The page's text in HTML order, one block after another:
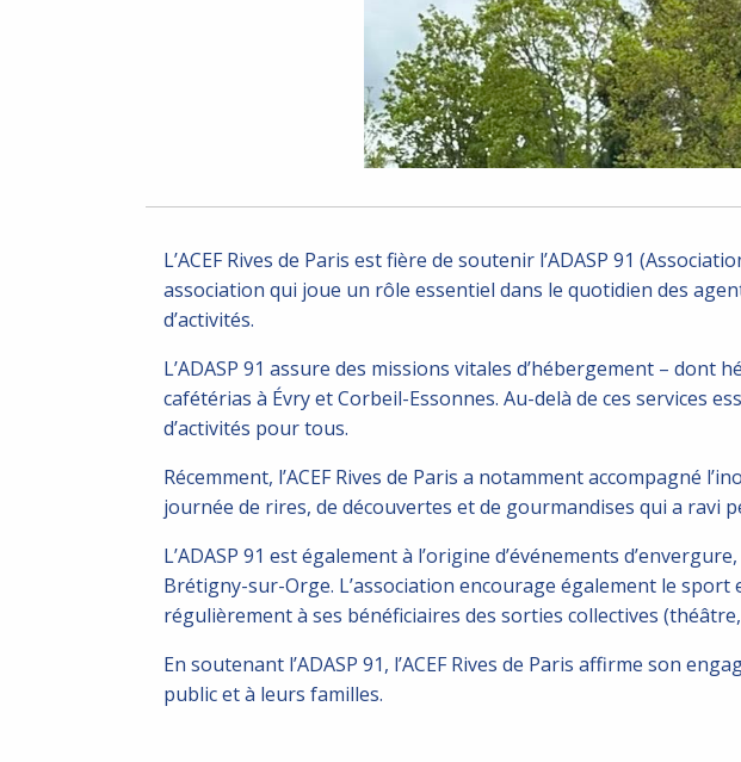
L’ACEF Rives de Paris est fière de soutenir l’ADASP 91
association qui joue un rôle essentiel dans le quotidien des
d’activités.
L’ADASP 91 assure des missions vitales d’hébergement –
cafétérias à Évry et Corbeil-Essonnes. Au-delà de ces services
d’activités pour tous.
Récemment, l’ACEF Rives de Paris a notamment accompagné
journée de rires, de découvertes et de gourmandises qui a ravi
L’ADASP 91 est également à l’origine d’événements
Brétigny-sur-Orge. L’association encourage également le
régulièrement à ses bénéficiaires des sorties collectives
En soutenant l’ADASP 91, l’ACEF Rives de Paris affirme son
public et à leurs familles.